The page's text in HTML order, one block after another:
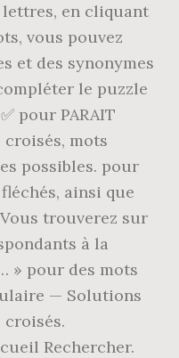
en cliquant
vous pouvez
et des synonymes
le puzzle
pour PARAIT
croisés, mots
possibles. pour
ainsi que
trouverez sur
à la
» pour des mots
— Solutions
Rechercher.